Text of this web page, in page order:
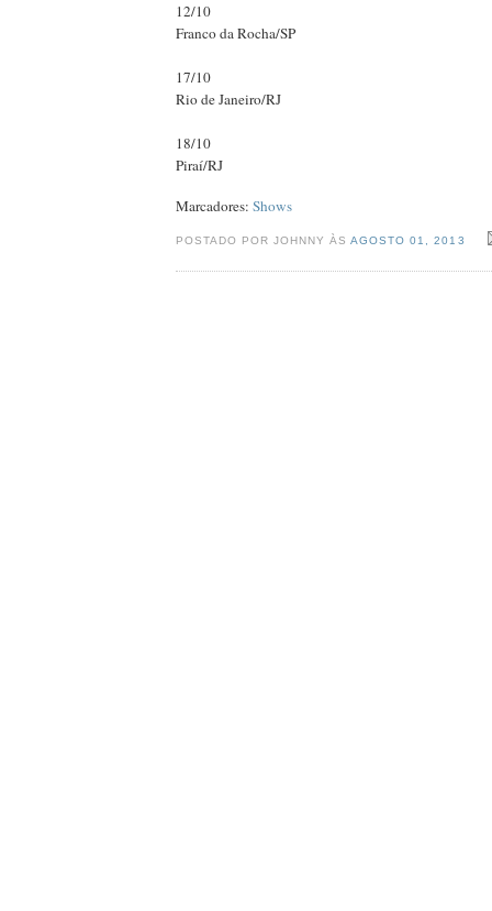
12/10
Franco da Rocha/SP
17/10
Rio de Janeiro/RJ
18/10
Piraí/RJ
Marcadores: Shows
POSTADO POR JOHNNY ÀSAGOSTO 01, 2013